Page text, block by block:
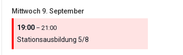
Mittwoch 9. September
19:00 – 21:00
Stationsausbildung 5/8